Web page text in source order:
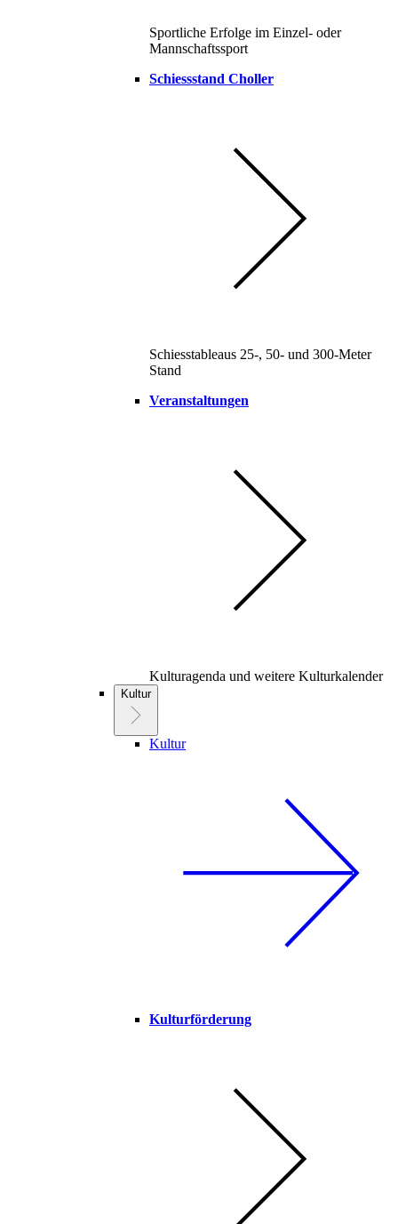
Sportliche Erfolge im Einzel- oder
Mannschaftssport
Schiessstand Choller
Schiesstableaus 25-, 50- und 300-Meter
Stand
Veranstaltungen
Kulturagenda und weitere Kulturkalender
Kultur
Kultur
Kulturförderung